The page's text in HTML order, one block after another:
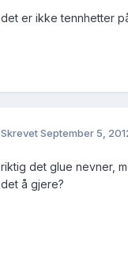
det er ikke tennhetter
SkrevetSeptember 5,
riktig det glue nevner,
det å gjere?